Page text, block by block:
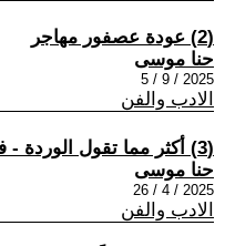
(2) عودة عصفور مهاجر
حنا موسى
2025 / 9 / 5
الادب والفن
(3) أكثر مما تقول الوردة - في ظل الحنطة -
حنا موسى
2025 / 4 / 26
الادب والفن